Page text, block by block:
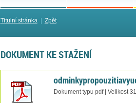
Titulní stránka| Zpět
DOKUMENT KE STAŽENÍ
Dokument typu pdf | Velikost